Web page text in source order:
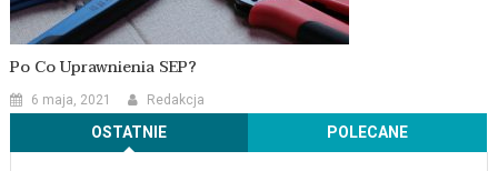
Po Co Uprawnienia SEP?
6 maja, 2021 Redakcja
OSTATNIE POLECANE